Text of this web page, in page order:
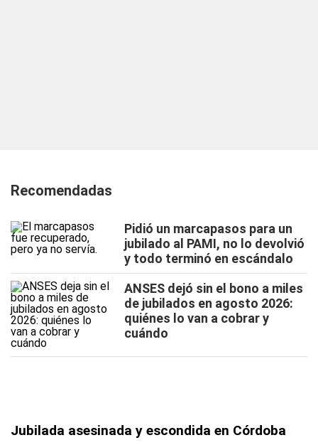
Recomendadas
Pidió un marcapasos para un
jubilado al PAMI, no lo devolvió
y todo terminó en escándalo
ANSES dejó sin el bono a miles
de jubilados en agosto 2026:
quiénes lo van a cobrar y
cuándo
Jubilada asesinada y escondida en Córdoba